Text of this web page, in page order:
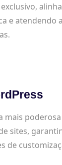
e atendendo
sites,
de